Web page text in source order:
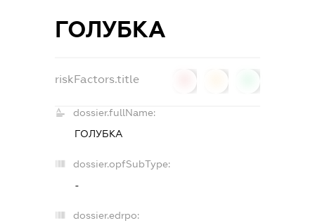
ГОЛУБКА
riskFactors.title
dossier.fullName:
ГОЛУБКА
dossier.opfSubType:
-
dossier.edrpo: